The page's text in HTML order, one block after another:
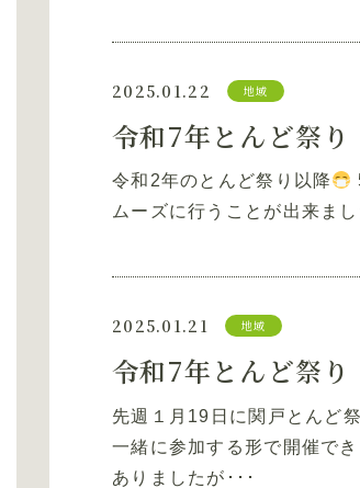
2025.01.22 地域
令和2年のとんど祭り以降
ムーズに行うことが出来まし
2025.01.21 地域
先週１月19日に関戸とんど
一緒に参加する形で開催でき
ありましたが･･･